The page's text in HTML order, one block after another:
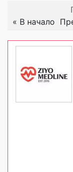
« В начало